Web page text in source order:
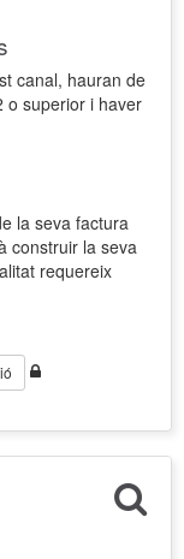
canal, hauran de
o superior i haver
la seva factura
construir la seva
requereix